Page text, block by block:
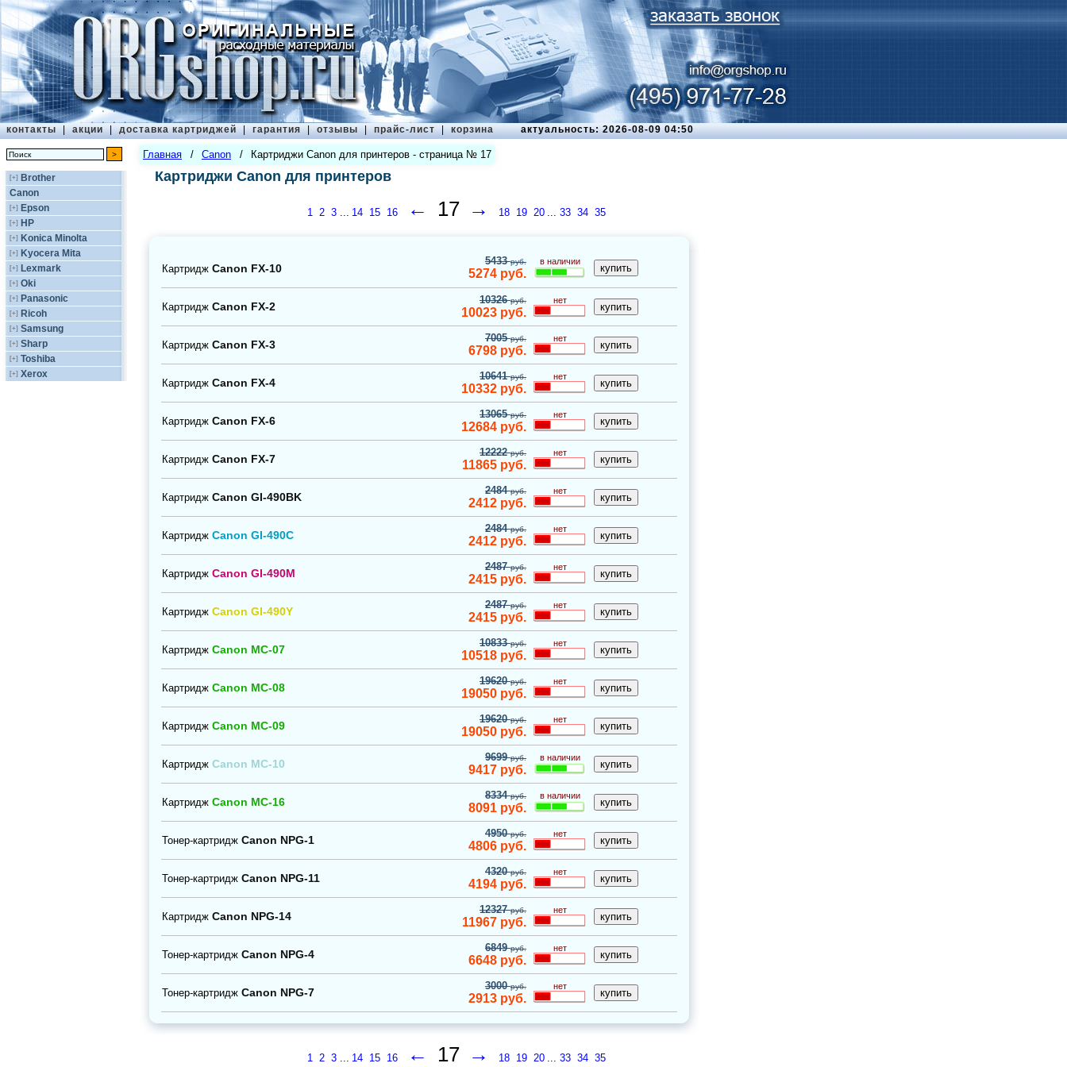
контакты | акции | доставка картриджей | гарантия | отзывы | прайс-лист | корзина актуальность: 2026-08-09 04:50
[+] Brother
Canon
[+] Epson
[+] HP
[+] Konica Minolta
[+] Kyocera Mita
[+] Lexmark
[+] Oki
[+] Panasonic
[+] Ricoh
[+] Samsung
[+] Sharp
[+] Toshiba
[+] Xerox
Главная / Canon / Картриджи Canon для принтеров - страница № 17
Картриджи Canon для принтеров
1 2 3 ... 14 15 16 ← 17 → 18 19 20 ... 33 34 35
Картридж Canon FX-10
5433руб.
5274 руб.
в наличии
Картридж Canon FX-2
10326руб.
10023 руб.
нет
Картридж Canon FX-3
7005руб.
6798 руб.
нет
Картридж Canon FX-4
10641руб.
10332 руб.
нет
Картридж Canon FX-6
13065руб.
12684 руб.
нет
Картридж Canon FX-7
12222руб.
11865 руб.
нет
Картридж Canon GI-490BK
2484руб.
2412 руб.
нет
Картридж Canon GI-490C
2484руб.
2412 руб.
нет
Картридж Canon GI-490M
2487руб.
2415 руб.
нет
Картридж Canon GI-490Y
2487руб.
2415 руб.
нет
Картридж Canon MC-07
10833руб.
10518 руб.
нет
Картридж Canon MC-08
19620руб.
19050 руб.
нет
Картридж Canon MC-09
19620руб.
19050 руб.
нет
Картридж Canon MC-10
9699руб.
9417 руб.
в наличии
Картридж Canon MC-16
8334руб.
8091 руб.
в наличии
Тонер-картридж Canon NPG-1
4950руб.
4806 руб.
нет
Тонер-картридж Canon NPG-11
4320руб.
4194 руб.
нет
Картридж Canon NPG-14
12327руб.
11967 руб.
нет
Тонер-картридж Canon NPG-4
6849руб.
6648 руб.
нет
Тонер-картридж Canon NPG-7
3000руб.
2913 руб.
нет
1 2 3 14 15 16 ← 17 → 18 19 20 33 34 35